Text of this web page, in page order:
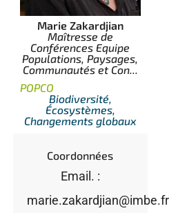
Marie Zakardjian
Maîtresse de
Conférences Equipe
Populations, Paysages,
Communautés et Con...
POPCO
Biodiversité,
Écosystèmes,
Changements globaux
Coordonnées
Email. :
marie.zakardjian@imbe.fr